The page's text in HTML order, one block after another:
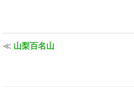
≪ 山梨百名山